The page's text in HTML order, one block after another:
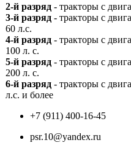
2-й разряд - тракторы с
3-й разряд - тракторы с
60 л.с.
4-й разряд - тракторы с
100 л. с.
5-й разряд - тракторы с
200 л. с.
6-й разряд - тракторы с
л.с. и более
+7 (911) 400-16-45
psr.10@yandex.ru